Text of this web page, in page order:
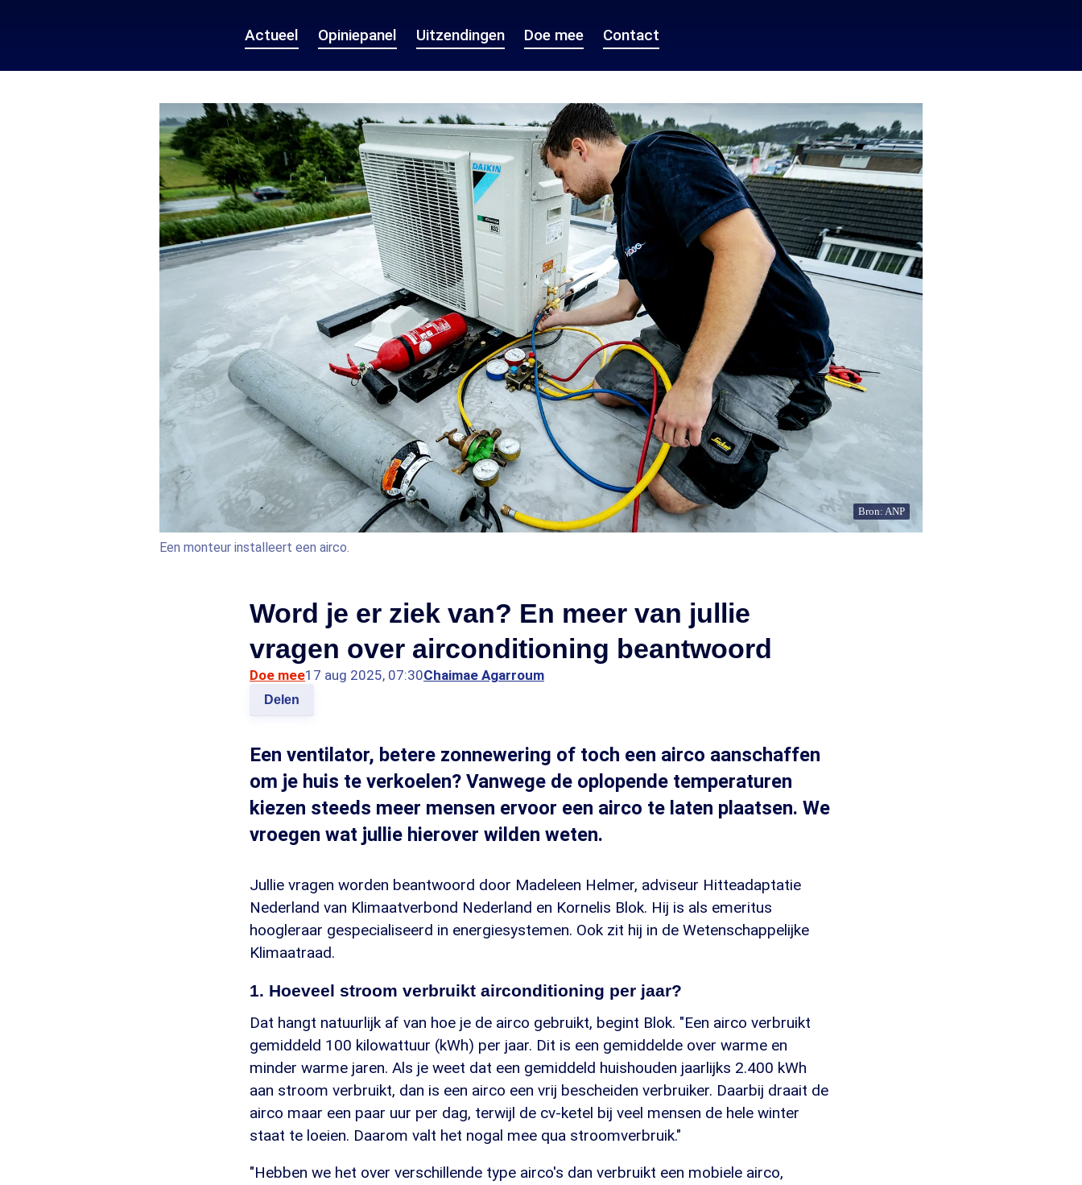
Actueel Opiniepanel Uitzendingen Doe mee Contact
Bron: ANP
Een monteur installeert een airco.
Word je er ziek van? En meer van jullie
vragen over airconditioning beantwoord
Doe mee17 aug 2025, 07:30Chaimae Agarroum
Delen
Een ventilator, betere zonnewering of toch een airco aanschaffen
om je huis te verkoelen? Vanwege de oplopende temperaturen
kiezen steeds meer mensen ervoor een airco te laten plaatsen. We
vroegen wat jullie hierover wilden weten.
Jullie vragen worden beantwoord door Madeleen Helmer, adviseur Hitteadaptatie
Nederland van Klimaatverbond Nederland en Kornelis Blok. Hij is als emeritus
hoogleraar gespecialiseerd in energiesystemen. Ook zit hij in de Wetenschappelijke
Klimaatraad.
1. Hoeveel stroom verbruikt airconditioning per jaar?
Dat hangt natuurlijk af van hoe je de airco gebruikt, begint Blok. "Een airco verbruikt
gemiddeld 100 kilowattuur (kWh) per jaar. Dit is een gemiddelde over warme en
minder warme jaren. Als je weet dat een gemiddeld huishouden jaarlijks 2.400 kWh
aan stroom verbruikt, dan is een airco een vrij bescheiden verbruiker. Daarbij draait de
airco maar een paar uur per dag, terwijl de cv-ketel bij veel mensen de hele winter
staat te loeien. Daarom valt het nogal mee qua stroomverbruik."
"Hebben we het over verschillende type airco's dan verbruikt een mobiele airco,